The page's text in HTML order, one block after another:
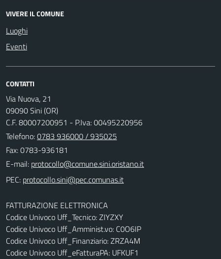
VIVERE IL COMUNE
Luoghi
Eventi
CONTATTI
Via Nuova, 21
09090 Sini (OR)
C.F. 80007200951 - P.Iva: 00495220956
Telefono:0783 936000 / 935025
Fax: 0783-936181
E-mail:
PEC:
FATTURAZIONE ELETTRONICA
Codice Univoco Uff_Tecnico: ZIYZXY
Codice Univoco Uff_Amminist.vo: C0O6IP
Codice Univoco Uff_Finanziario: ZRZA4M
Codice Univoco Uff_eFatturaPA: UFKUF1